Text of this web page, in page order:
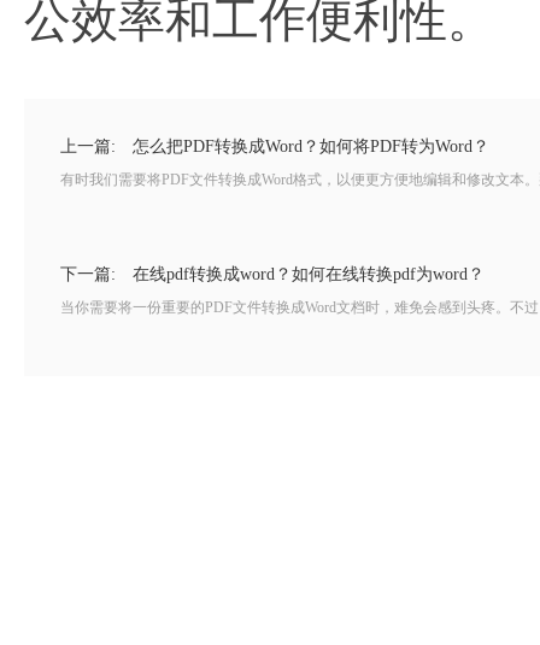
公效率和工作便利性。
上一篇: 怎么把PDF转换成Word？如何将PDF转为Word？
有时我们需要将PDF文件转换成Word格式，以便更方便地编辑和修改文本
下一篇: 在线pdf转换成word？如何在线转换pdf为word？
当你需要将一份重要的PDF文件转换成Word文档时，难免会感到头疼。不